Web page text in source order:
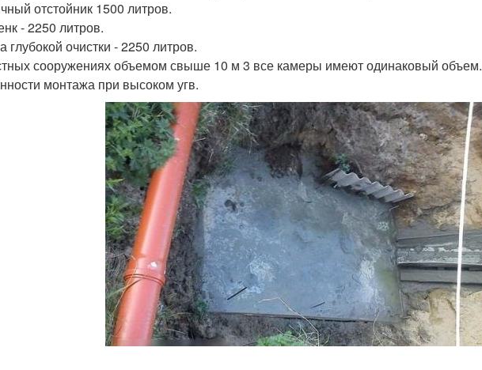
отстойник 1500 литров.
- 2250 литров.
глубокой очистки - 2250 литров.
сооружениях объемом свыше 10 м 3 все камеры имеют одинаковый объем.
монтажа при высоком угв.